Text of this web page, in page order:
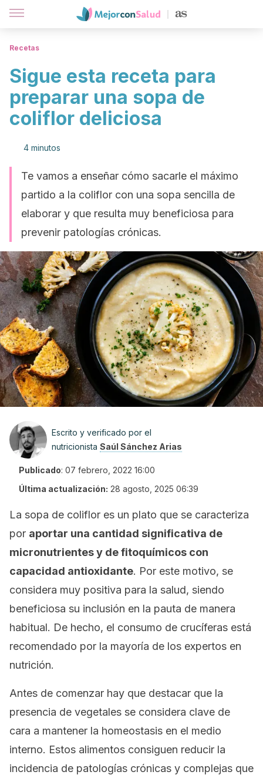
Recetas
Sigue esta receta para
preparar una sopa de
coliflor deliciosa
4 minutos
Te vamos a enseñar cómo sacarle el máximo
partido a la coliflor con una sopa sencilla de
elaborar y que resulta muy beneficiosa para
prevenir patologías crónicas.
Escrito y verificado por el
nutricionista Saúl Sánchez Arias
Publicado: 07 febrero, 2022 16:00
Última actualización: 28 agosto, 2025 06:39
La sopa de coliflor es un plato que se caracteriza
por aportar una cantidad significativa de
micronutrientes y de fitoquímicos con
capacidad antioxidante. Por este motivo, se
considera muy positiva para la salud, siendo
beneficiosa su inclusión en la pauta de manera
habitual. De hecho, el consumo de crucíferas está
recomendado por la mayoría de los expertos en
nutrición.
Antes de comenzar hay que destacar que la
presencia de vegetales se considera clave de
cara a mantener la homeostasis en el medio
interno. Estos alimentos consiguen reducir la
incidencia de patologías crónicas y complejas que